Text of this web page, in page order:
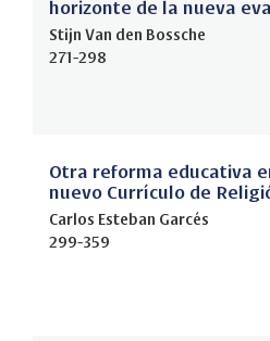
horizonte de la nueva
Stijn Van den Bossche
271-298
Otra reforma educativa
nuevo Currículo de
Carlos Esteban Garcés
299-359